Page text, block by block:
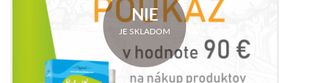
NIE
JE SKLADOM